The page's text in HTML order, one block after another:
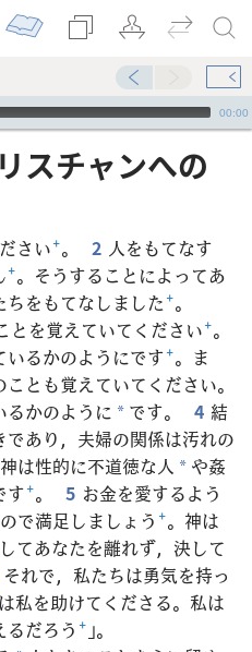
00:00
スチャン​へ​の​
さい+。 2 人をもてなす
+。そうすることによってあ
をもてなしました+。
とを覚えていてください+。
るかのようにです+。ま
とも覚えていてください。
るかのように * です。 4 結
あり，夫婦の関係は汚れの
は性的に不道徳な人 * や姦
す+。 5 お金を愛するよう
で満足しましょう +。神は
てあなたを離れず，決して
それで，私たちは勇気を持っ
は私を助けてくださる。私は
だろう + 」。